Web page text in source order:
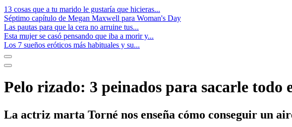
13 cosas que a tu marido le gustaría que hicieras...
Séptimo capítulo de Megan Maxwell para Woman's Day
Las pautas para que la cera no arruine tus...
Esta mujer se casó pensando que iba a morir y...
Los 7 sueños eróticos más habituales y su...
Pelo rizado: 3 peinados para sacarle todo
La actriz marta Torné nos enseña cómo conseguir un